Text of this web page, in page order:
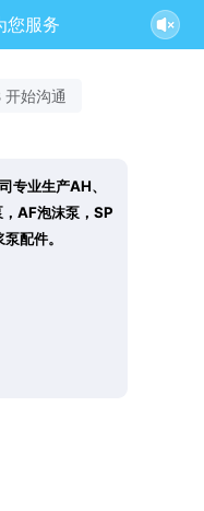
您服务
始沟通
专业生产AH、
AF泡沫泵，SP
配件。